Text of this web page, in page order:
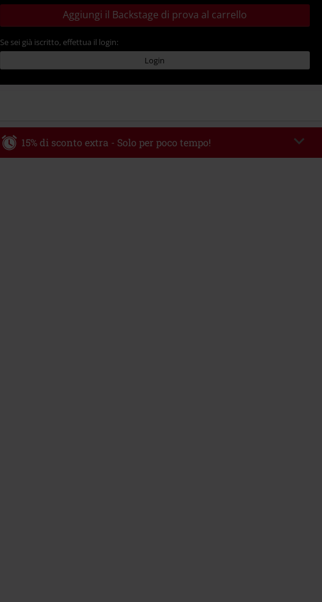
Aggiungi il Backstage di prova al carrello
Se sei già iscritto, effettua il login:
Login
15% di sconto extra - Solo per poco tempo!